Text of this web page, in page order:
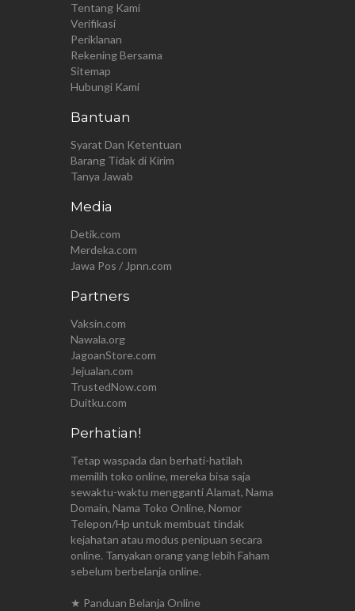
Tentang Kami
Verifikasi
Periklanan
Rekening Bersama
Sitemap
Hubungi Kami
Bantuan
Syarat Dan Ketentuan
Barang Tidak di Kirim
Tanya Jawab
Media
Detik.com
Merdeka.com
Jawa Pos / Jpnn.com
Partners
Vaksin.com
Nawala.org
JagoanStore.com
Jejualan.com
TrustedNow.com
Duitku.com
Perhatian!
Tetap waspada dan berhati-hatilah
memilih toko online, mereka bisa saja
sewaktu-waktu mengganti Alamat, Nama
Domain, Nama Toko Online, Nomor
Telepon/Hp untuk membuat tindak
kejahatan atau modus penipuan secara
online. Tanyakan orang yang lebih Faham
sebelum berbelanja online.
★ Panduan Belanja Online